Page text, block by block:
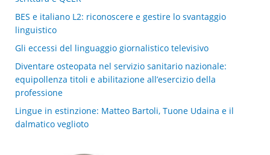
BES e italiano L2: riconoscere e gestire lo svantaggio
linguistico
Gli eccessi del linguaggio giornalistico televisivo
Diventare osteopata nel servizio sanitario nazionale:
equipollenza titoli e abilitazione all’esercizio della
professione
Lingue in estinzione: Matteo Bartoli, Tuone Udaina e il
dalmatico veglioto